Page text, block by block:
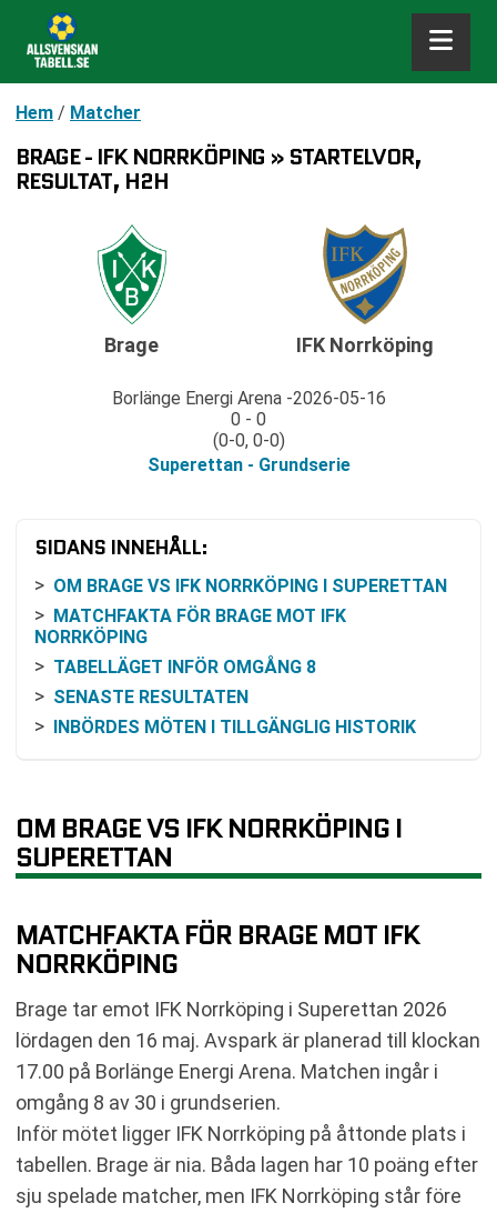
Hem / Matcher
BRAGE - IFK NORRKÖPING » STARTELVOR,
RESULTAT, H2H
Brage
Borlänge Energi Arena 2026-05-16
0 - 0
(0-0, 0-0)
Superettan - Grundserie
IFK Norrköping
SIDANS INNEHÅLL:
OM BRAGE VS IFK NORRKÖPING I SUPERETTAN
MATCHFAKTA FÖR BRAGE MOT IFK
NORRKÖPING
TABELLÄGET INFÖR OMGÅNG 8
SENASTE RESULTATEN
INBÖRDES MÖTEN I TILLGÄNGLIG HISTORIK
MATCHENS SPORTSLIGA RAM
VANLIGA FRÅGOR OM BRAGE VS IFK
NORRKÖPING
SENASTE RESULTAT IFK NORRKÖPING
RESULTAT INBÖRDES MÖTEN
KOMMANDE MATCHER BRAGE
KOMMANDE MATCHER IFK NORRKÖPING
RELATERADE NYHETER
OM BRAGE VS IFK NORRKÖPING I
SUPERETTAN
MATCHFAKTA FÖR BRAGE MOT IFK
NORRKÖPING
Brage tar emot IFK Norrköping i Superettan 2026
lördagen den 16 maj. Avspark är planerad till klockan
17.00 på Borlänge Energi Arena. Matchen ingår i
omgång 8 av 30 i grundserien.
Inför mötet ligger IFK Norrköping på åttonde plats i
tabellen. Brage är nia. Båda lagen har 10 poäng efter
sju spelade matcher, men IFK Norrköping står före